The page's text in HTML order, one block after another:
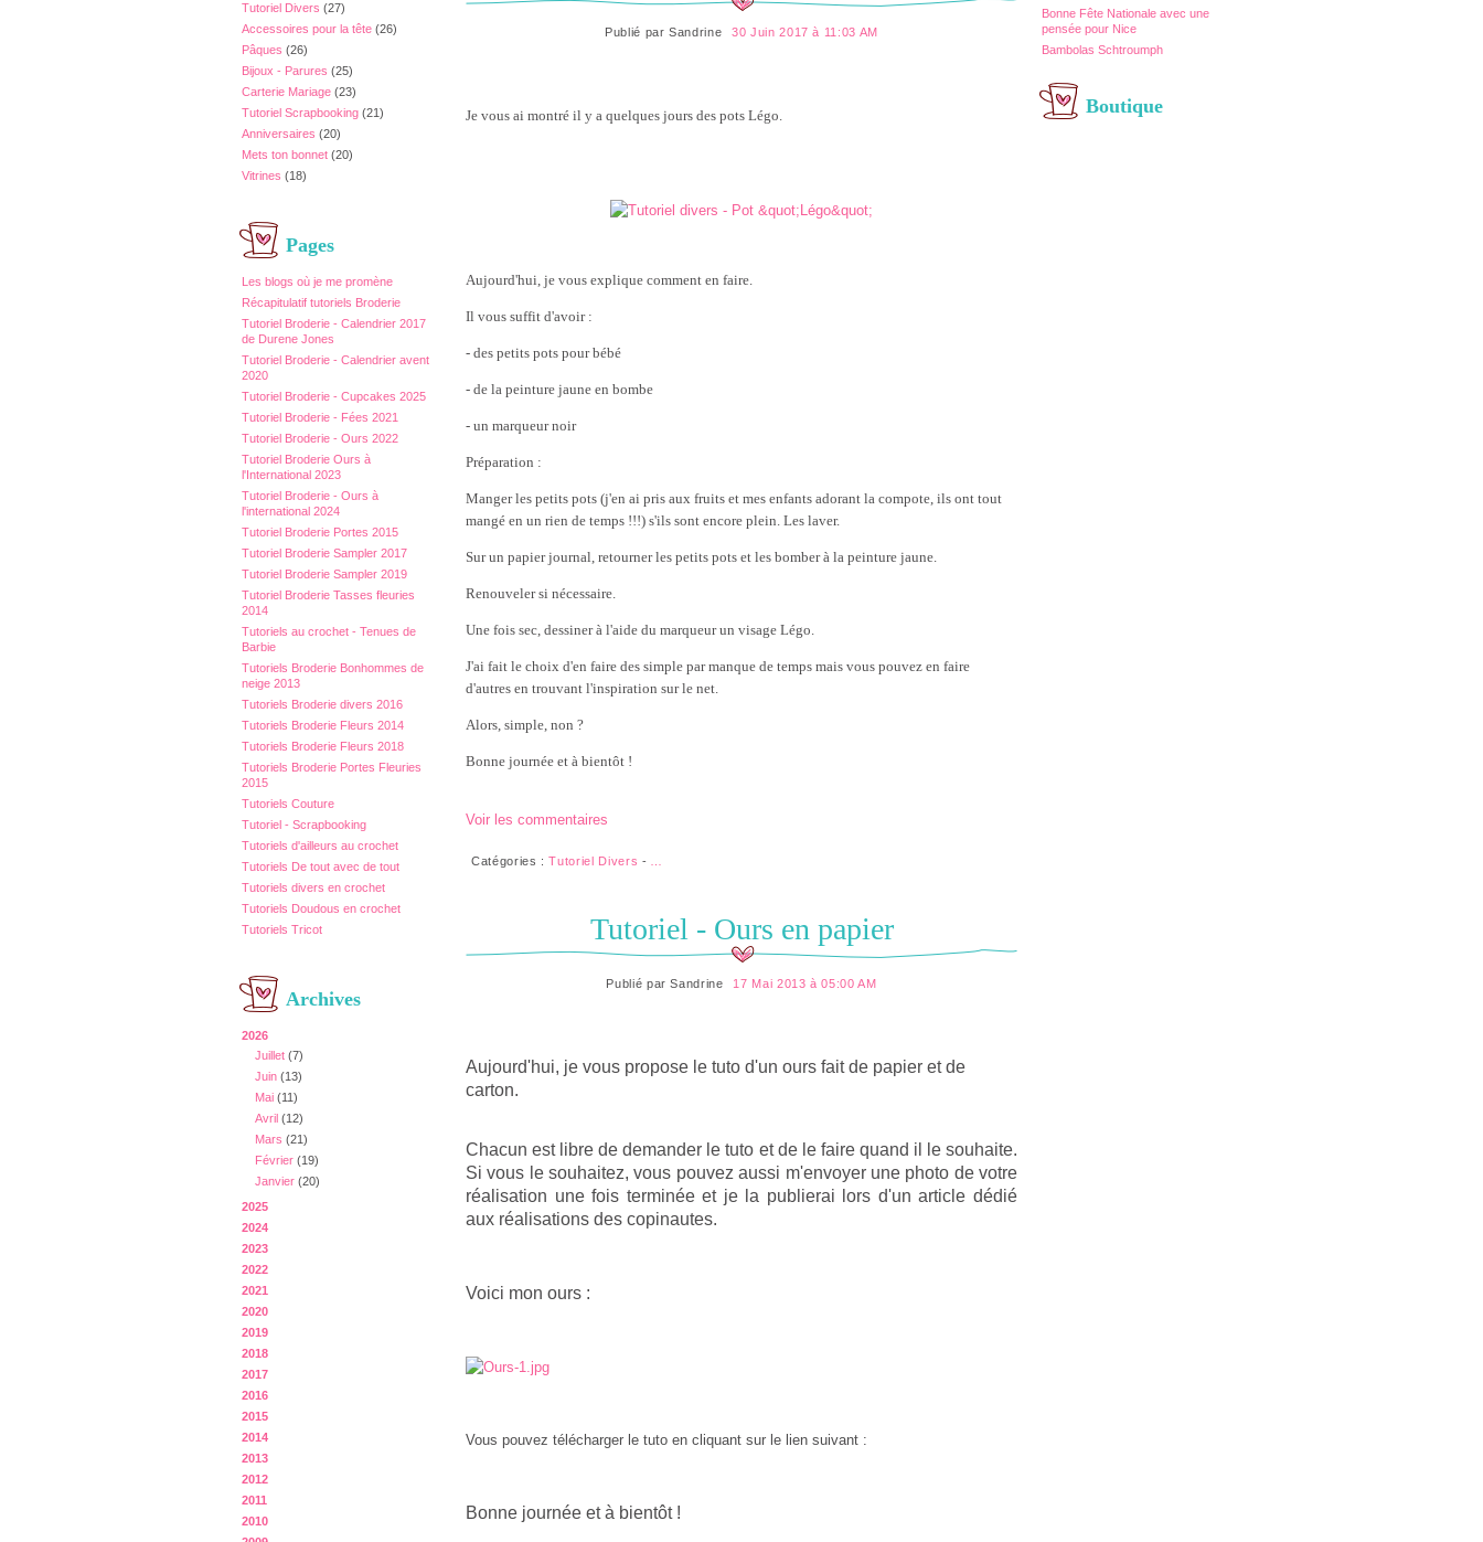
Tutoriel Divers (27)
Accessoires pour la tête (26)
Pâques (26)
Bijoux - Parures (25)
Carterie Mariage (23)
Tutoriel Scrapbooking (21)
Anniversaires (20)
Mets ton bonnet (20)
Vitrines (18)
Pages
Les blogs où je me promène
Récapitulatif tutoriels Broderie
Tutoriel Broderie - Calendrier 2017
de Durene Jones
Tutoriel Broderie - Calendrier avent
2020
Tutoriel Broderie - Cupcakes 2025
Tutoriel Broderie - Fées 2021
Tutoriel Broderie - Ours 2022
Tutoriel Broderie Ours à
l'International 2023
Tutoriel Broderie - Ours à
l'international 2024
Tutoriel Broderie Portes 2015
Tutoriel Broderie Sampler 2017
Tutoriel Broderie Sampler 2019
Tutoriel Broderie Tasses fleuries
2014
Tutoriels au crochet - Tenues de
Barbie
Tutoriels Broderie Bonhommes de
neige 2013
Tutoriels Broderie divers 2016
Tutoriels Broderie Fleurs 2014
Tutoriels Broderie Fleurs 2018
Tutoriels Broderie Portes Fleuries
2015
Tutoriels Couture
Tutoriel - Scrapbooking
Tutoriels d'ailleurs au crochet
Tutoriels De tout avec de tout
Tutoriels divers en crochet
Tutoriels Doudous en crochet
Tutoriels Tricot
Archives
2026
Juillet (7)
Juin (13)
Mai (11)
Avril (12)
Mars (21)
Février (19)
Janvier (20)
2025
2024
2023
2022
2021
2020
2019
2018
2017
2016
2015
2014
2013
2012
2011
2010
Bonne Fête Nationale avec une
pensée pour Nice
Bambolas Schtroumph
Boutique
Publié parSandrine 30 Juin 2017 à 11:03 AM
Je vous ai montré il y a quelques jours des pots Légo.
Aujourd'hui, je vous explique comment en faire.
Il vous suffit d'avoir :
- des petits pots pour bébé
- de la peinture jaune en bombe
- un marqueur noir
Préparation :
Manger les petits pots (j'en ai pris aux fruits et mes enfants adorant la compote, ils ont tout
mangé en un rien de temps !!!) s'ils sont encore plein. Les laver.
Sur un papier journal, retourner les petits pots et les bomber à la peinture jaune.
Renouveler si nécessaire.
Une fois sec, dessiner à l'aide du marqueur un visage Légo.
J'ai fait le choix d'en faire des simple par manque de temps mais vous pouvez en faire
d'autres en trouvant l'inspiration sur le net.
Alors, simple, non ?
Bonne journée et à bientôt !
Voir les commentaires
Catégories :Tutoriel Divers -
Tutoriel - Ours en papier
Publié parSandrine 17 Mai 2013 à 05:00 AM
Aujourd'hui, je vous propose le tuto d'un ours fait de papier et de
carton.
Chacun est libre de demander le tuto et de le faire quand il le souhaite.
Si vous le souhaitez, vous pouvez aussi m'envoyer une photo de votre
réalisation une fois terminée et je la publierai lors d'un article dédié
aux réalisations des copinautes.
Voici mon ours :
Vous pouvez télécharger le tuto en cliquant sur le lien suivant :
Bonne journée et à bientôt !